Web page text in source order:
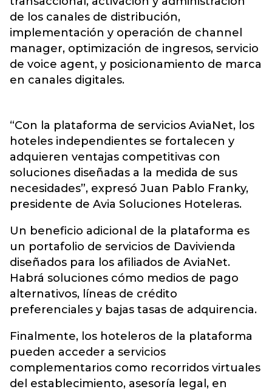
de los canales de distribución,
implementación y operación de channel
manager, optimización de ingresos, servicio
de voice agent, y posicionamiento de marca
en canales digitales.
“Con la plataforma de servicios AviaNet, los
hoteles independientes se fortalecen y
adquieren ventajas competitivas con
soluciones diseñadas a la medida de sus
necesidades”, expresó Juan Pablo Franky,
presidente de Avia Soluciones Hoteleras.
Un beneficio adicional de la plataforma es
un portafolio de servicios de Davivienda
diseñados para los afiliados de AviaNet.
Habrá soluciones cómo medios de pago
alternativos, líneas de crédito
preferenciales y bajas tasas de adquirencia.
Finalmente, los hoteleros de la plataforma
pueden acceder a servicios
complementarios como recorridos virtuales
del establecimiento, asesoría legal, en